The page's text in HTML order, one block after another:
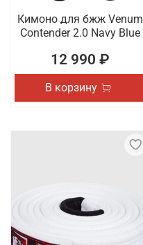
Кимоно для бжж Venum
Contender 2.0 Navy Blue
12 990 ₽
В корзину